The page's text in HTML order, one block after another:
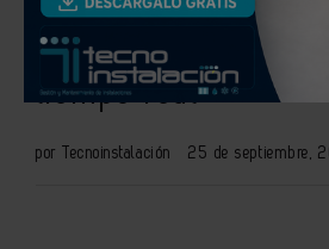
interior con
tiempo real
por Tecnoinstalación 25 de septiembre,